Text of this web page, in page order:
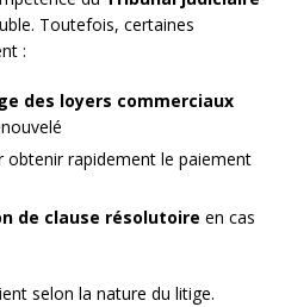
Toutefois, certaines
:
des loyers commerciaux
obtenir rapidement le paiement
de clause résolutoire en cas
selon la nature du litige.